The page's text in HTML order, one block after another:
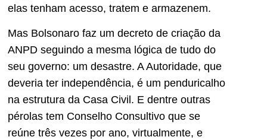
elas tenham acesso, tratem e armazenem.
Mas Bolsonaro faz um decreto de criação da
ANPD seguindo a mesma lógica de tudo do
seu governo: um desastre. A Autoridade, que
deveria ter independência, é um penduricalho
na estrutura da Casa Civil. E dentre outras
pérolas tem Conselho Consultivo que se
reúne três vezes por ano, virtualmente, e